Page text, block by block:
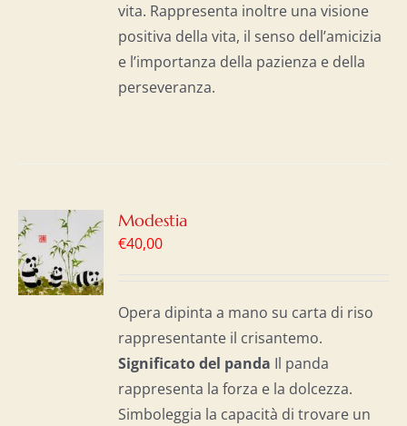
vita. Rappresenta inoltre una visione
positiva della vita, il senso dell’amicizia
e l’importanza della pazienza e della
perseveranza.
Modestia
€40,00
Opera dipinta a mano su carta di riso
rappresentante il crisantemo.
Significato del panda Il panda
rappresenta la forza e la dolcezza.
Simboleggia la capacità di trovare un